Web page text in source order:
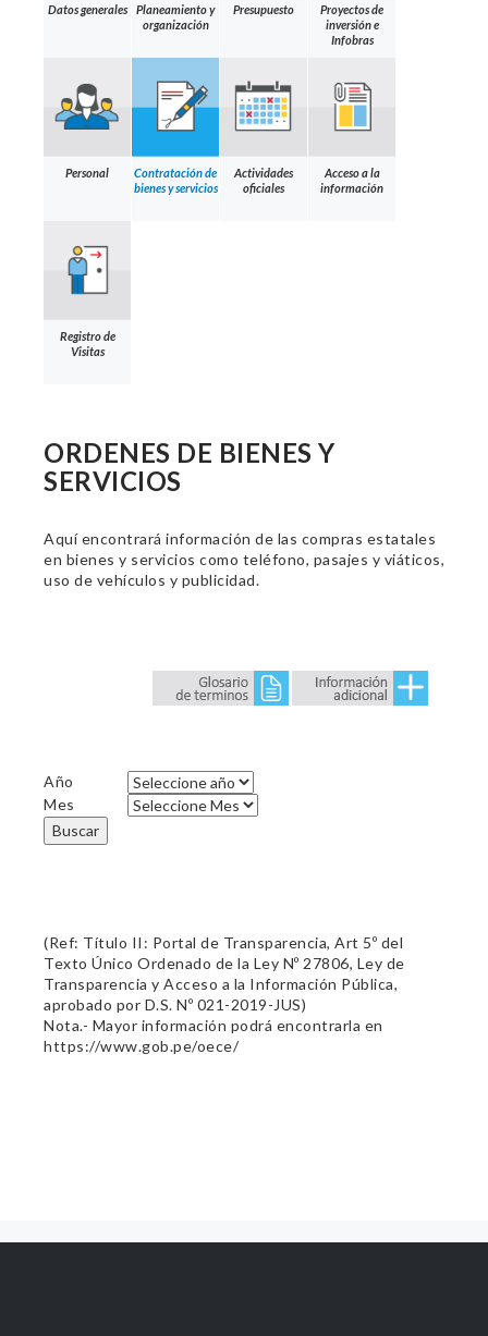
Datos generales
Planeamiento y
organización
Presupuesto
Proyectos de
inversión e
Infobras
Personal
Contratación de
bienes y servicios
Actividades
oficiales
Acceso a la
información
Registro de
Visitas
ORDENES DE BIENES Y
SERVICIOS
Aquí encontrará información de las compras estatales
en bienes y servicios como teléfono, pasajes y viáticos,
uso de vehículos y publicidad.
Año
Mes
Buscar
(Ref: Título II: Portal de Transparencia, Art 5º del
Texto Único Ordenado de la Ley Nº 27806, Ley de
Transparencia y Acceso a la Información Pública,
aprobado por D.S. Nº 021-2019-JUS)
Nota.- Mayor información podrá encontrarla en
https://www.gob.pe/oece/